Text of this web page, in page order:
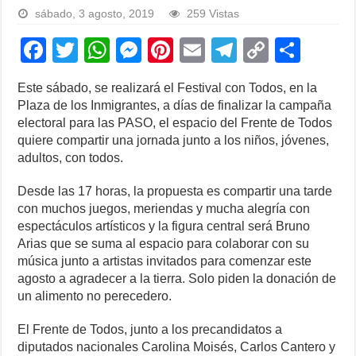
sábado, 3 agosto, 2019 259 Vistas
F
a
c
e
b
o
k
T
wi
tt
er
W
at
s
A
p
M
ss
e
n
er
Pi
nt
er
e
st
E
m
ail
T
el
e
gr
a
C
p
y
Li
k
h
ar
e
Este sábado, se realizará el Festival con Todos, en la
Plaza de los Inmigrantes, a días de finalizar la campaña
electoral para las PASO, el espacio del Frente de Todos
quiere compartir una jornada junto a los niños, jóvenes,
adultos, con todos.
Desde las 17 horas, la propuesta es compartir una tarde
con muchos juegos, meriendas y mucha alegría con
espectáculos artísticos y la figura central será Bruno
Arias que se suma al espacio para colaborar con su
música junto a artistas invitados para comenzar este
agosto a agradecer a la tierra. Solo piden la donación de
un alimento no perecedero.
El Frente de Todos, junto a los precandidatos a
diputados nacionales Carolina Moisés, Carlos Cantero y